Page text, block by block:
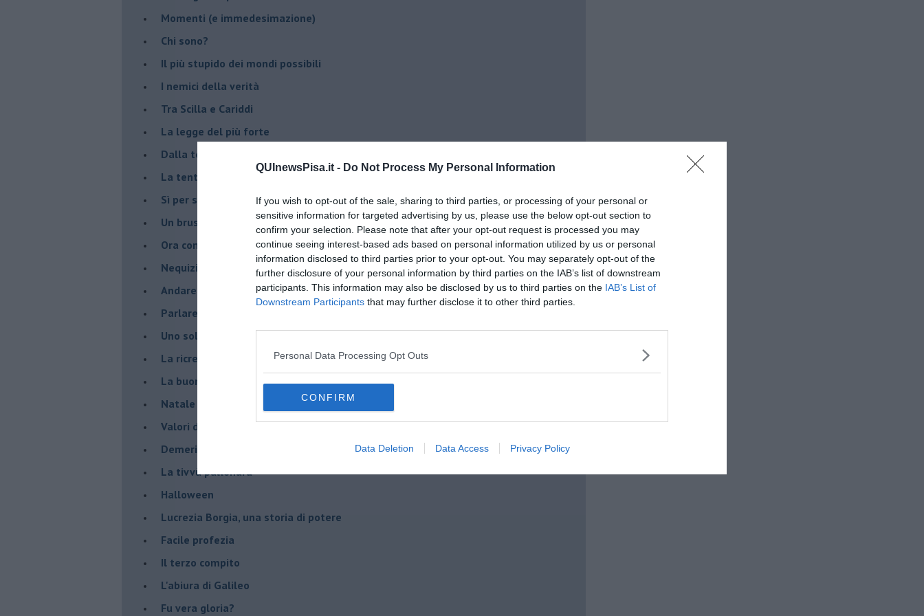
QUInewsPisa.it - Do Not Process My Personal Information
If you wish to opt-out of the sale, sharing to third parties, or processing of your personal or
sensitive information for targeted advertising by us, please use the below opt-out section to
confirm your selection. Please note that after your opt-out request is processed you may
continue seeing interest-based ads based on personal information utilized by us or personal
information disclosed to third parties prior to your opt-out. You may separately opt-out of the
further disclosure of your personal information by third parties on the IAB’s list of downstream
participants. This information may also be disclosed by us to third parties on the IAB’s List of
Downstream Participants that may further disclose it to other third parties.
Personal Data Processing Opt Outs
CONFIRM
Data Deletion Data Access Privacy Policy
Momenti (e immedesimazione)
Chi sono?
Il più stupido dei mondi possibili
I nemici della verità
Tra Scilla e Cariddi
La legge del più forte
Dalla terra alla luna
La tentazione
​Sì per sempre? O no al momento?
Un brusco risveglio
Ora come allora
Nequizia
Andare oltre lo specchio
Parlare con la televisione
Uno solo al comando?
La ricreazione è finita
La buona notizia
Natale con l'elmetto
Valori dubbi miti fasulli
Demeritocrazia
La tivvù pallonara
Halloween
​Lucrezia Borgia, una storia di potere
Facile profezia
Il terzo compito
L'abiura di Galileo
Fu vera gloria?